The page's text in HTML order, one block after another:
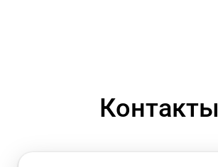
Контакты